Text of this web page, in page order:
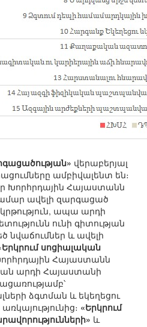
վերաբերյալ
ամբիվալենտ են։
Խորհրդային Հայաստանն
ավելի զարգացած
կրթություն, ապա արդի
ունի գիտության
նվաճումներ և ավելի
Երկրում սոցիալական
Հայաստանն
արդի Հայաստանի
ձգտման և եկեղեցու
«Երկրում
և